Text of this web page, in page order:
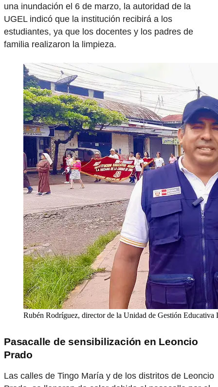
una inundación el 6 de marzo, la autoridad de la
UGEL indicó que la institución recibirá a los
estudiantes, ya que los docentes y los padres de
familia realizaron la limpieza.
Rubén Rodríguez, director de la Unidad de Gestión
Pasacalle de sensibilización en Leoncio
Prado
Las calles de Tingo María y de los distritos de Leoncio